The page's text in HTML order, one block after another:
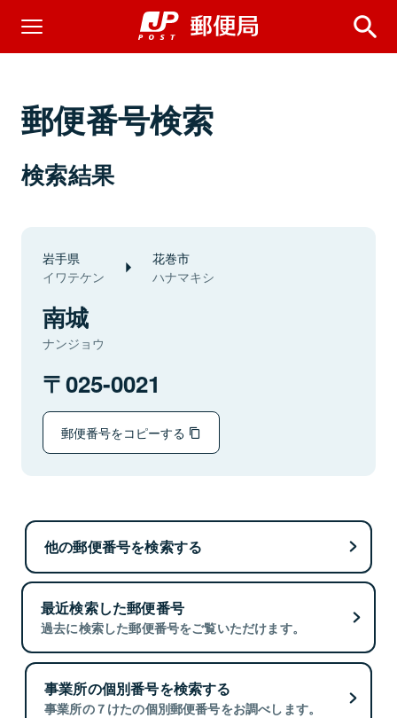
郵便番号検索
検索結果
岩手県
イワテケン
花巻市
ハナマキシ
南城
ナンジョウ
025-0021
郵便番号をコピーする
他の郵便番号を検索する
最近検索した郵便番号
過去に検索した郵便番号をご覧いただけます。
事業所の個別番号を検索する
事業所の７けたの個別郵便番号をお調べします。